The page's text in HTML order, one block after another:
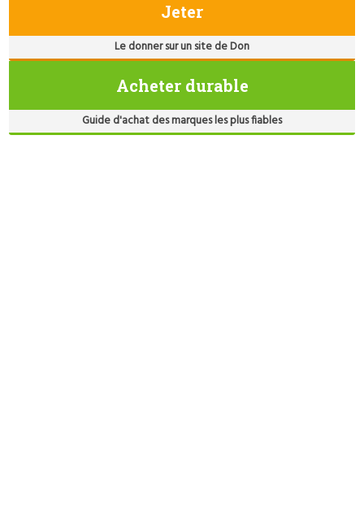
Jeter
Le donner sur un site de Don
Acheter durable
Guide d'achat des marques les plus fiables